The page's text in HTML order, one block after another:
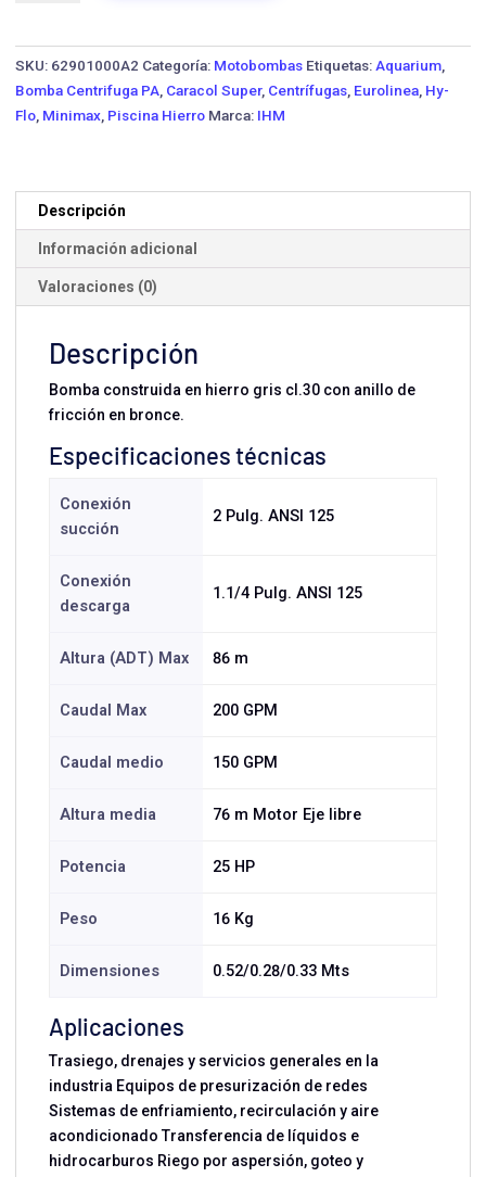
SKU: 62901000A2 Categoría: Motobombas Etiquetas: Aquarium
Bomba Centrifuga PA Caracol Super, Centrífugas Eurolinea Hy-
Flo Minimax Piscina Hierro Marca: IHM
Descripción
Información adicional
Valoraciones (0)
Descripción
Bomba construida en hierro gris cl.30 con anillo de
fricción en bronce.
Especificaciones técnicas
Conexión
succión
2 Pulg. ANSI 125
Conexión
descarga
1.1/4 Pulg. ANSI 125
Altura (ADT) Max 86 m
Caudal Max 200 GPM
Caudal medio 150 GPM
Altura media 76 m Motor Eje libre
Potencia 25 HP
Peso 16 Kg
Dimensiones 0.52/0.28/0.33 Mts
Aplicaciones
Trasiego, drenajes y servicios generales en la
industria Equipos de presurización de redes
Sistemas de enfriamiento, recirculación y aire
acondicionado Transferencia de líquidos e
hidrocarburos Riego por aspersión, goteo y